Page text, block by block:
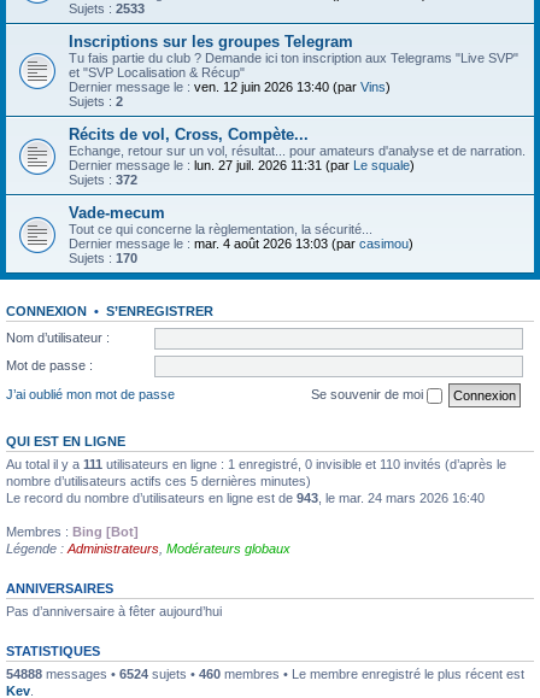
Sujets : 2533
Inscriptions sur les groupes Telegram
Tu fais partie du club ? Demande ici ton inscription aux Telegrams "Live SVP"
et "SVP Localisation & Récup"
Dernier message le : ven. 12 juin 2026 13:40 (par Vins)
Sujets : 2
Récits de vol, Cross, Compète...
Echange, retour sur un vol, résultat... pour amateurs d'analyse et de narration.
Dernier message le : lun. 27 juil. 2026 11:31 (par Le squale)
Sujets : 372
Vade-mecum
Tout ce qui concerne la règlementation, la sécurité...
Dernier message le : mar. 4 août 2026 13:03 (par casimou)
Sujets : 170
CONNEXION • S’ENREGISTRER
Nom d’utilisateur :
Mot de passe :
J’ai oublié mon mot de passe
Se souvenir de moi
QUI EST EN LIGNE
Au total il y a 111 utilisateurs en ligne : 1 enregistré, 0 invisible et 110 invités (d’après le
nombre d’utilisateurs actifs ces 5 dernières minutes)
Le record du nombre d’utilisateurs en ligne est de 943 , le mar. 24 mars 2026 16:40
Membres : Bing [Bot]
Légende : Administrateurs Modérateurs globaux
ANNIVERSAIRES
Pas d’anniversaire à fêter aujourd’hui
STATISTIQUES
54888 messages • 6524 sujets • 460 membres • Le membre enregistré le plus récent est
Kev